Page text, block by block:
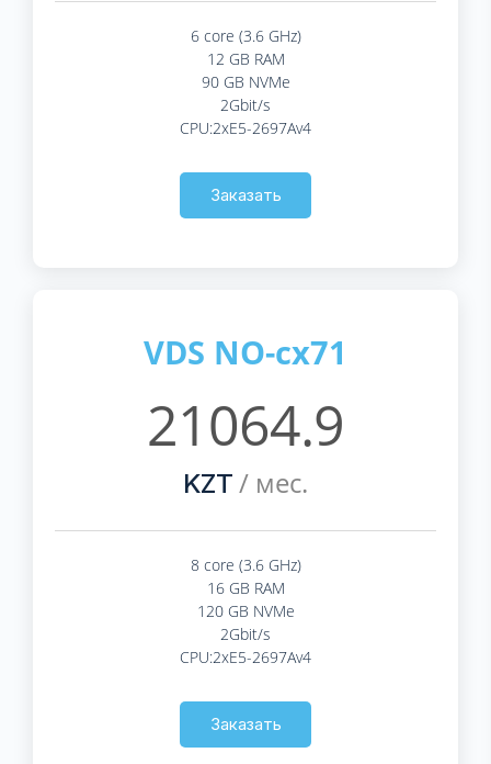
6 core (3.6 GHz)
12 GB RAM
90 GB NVMe
2Gbit/s
CPU:2xE5-2697Av4
Заказать
VDS NO-cx71
21064.9
KZT / мес.
8 core (3.6 GHz)
16 GB RAM
120 GB NVMe
2Gbit/s
CPU:2xE5-2697Av4
Заказать